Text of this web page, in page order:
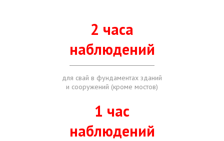
2 часа
наблюдений
для свай в фундаментах зданий
и сооружений (кроме мостов)
1 час
наблюдений